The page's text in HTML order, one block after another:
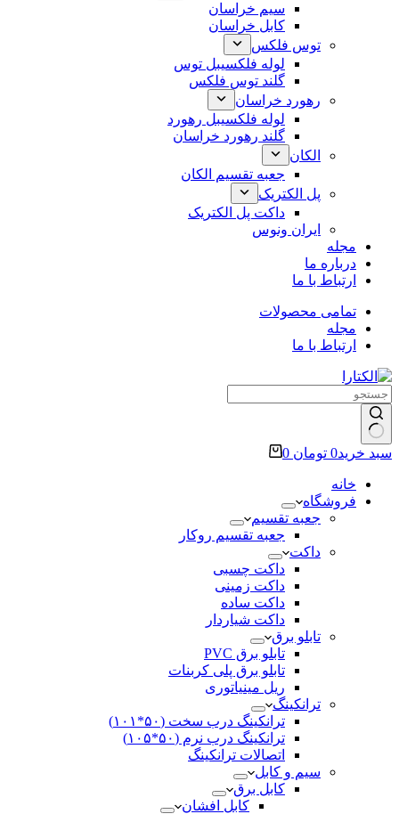
سیم خراسان
کابل خراسان
توس فلکس
لوله فلکسیبل توس
گلند توس فلکس
رهورد خراسان
لوله فلکسیبل رهورد
گلند رهورد خراسان
الکان
جعبه تقسیم الکان
پل الکتریک
داکت پل الکتریک
ایران ونوس
مجله
درباره ما
ارتباط با ما
تمامی محصولات
مجله
ارتباط با ما
سبد خرید0 تومان 0
خانه
فروشگاه
جعبه تقسیم
جعبه تقسیم روکار
داکت
داکت چسبی
داکت زمینی
داکت ساده
داکت شیاردار
تابلو برق
تابلو برق PVC
تابلو برق پلی کربنات
ریل مینیاتوری
ترانکینگ
ترانکینگ درب سخت (۵۰*۱۰۱)
ترانکینگ درب نرم (۵۰*۱۰۵)
اتصالات ترانکینگ
سیم و کابل
کابل برق
کابل افشان